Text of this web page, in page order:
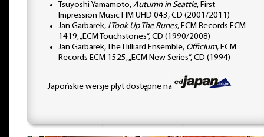
Tsuyoshi Yamamoto, Autumn in Seattle, First
Impression Music FIM UHD 043, CD (2001/2011)
Jan Garbarek, I Took Up The Runes, ECM Records ECM
1419, „ECM Touchstones”, CD (1990/2008)
Jan Garbarek, The Hilliard Ensemble, Officium, ECM
Records ECM 1525, „ECM New Series”, CD (1994)
Japońskie wersje płyt dostępne na